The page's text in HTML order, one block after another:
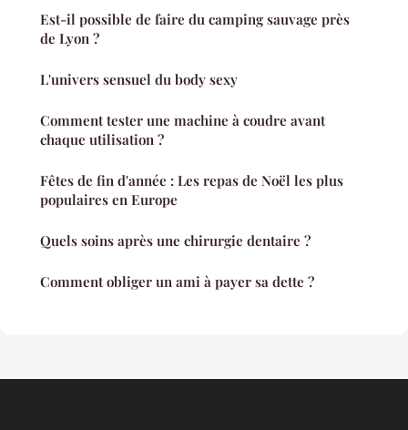
Est-il possible de faire du camping sauvage près
de Lyon ?
L'univers sensuel du body sexy
Comment tester une machine à coudre avant
chaque utilisation ?
Fêtes de fin d'année : Les repas de Noël les plus
populaires en Europe
Quels soins après une chirurgie dentaire ?
Comment obliger un ami à payer sa dette ?